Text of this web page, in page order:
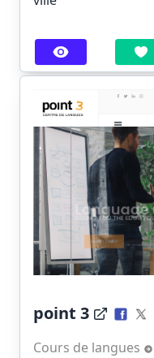
point 3
Cours de langues